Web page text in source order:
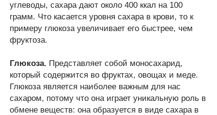
углеводы, сахара дают около 400 ккал на 100
грамм. Что касается уровня сахара в крови, то к
примеру глюкоза увеличивает его быстрее, чем
фруктоза.
Глюкоза. Представляет собой моносахарид,
который содержится во фруктах, овощах и меде.
Глюкоза является наиболее важным для нас
сахаром, потому что она играет уникальную роль в
обмене веществ: она образуется в виде сахара в